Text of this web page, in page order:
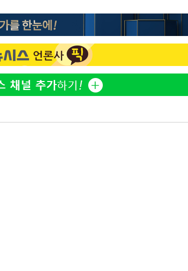
2
'서준맘' 박세미, 연하
생각도"
3
백혈병 재발 최성원 "치
았다" 눈물
4
[속보]이 대통령 "부동
5
이 대통령, 6시간 부동